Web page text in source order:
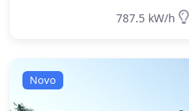
787.5 kW/h
Novo